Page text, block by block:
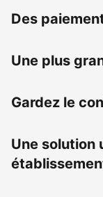
Des
Une plus
Gardez le
Une solution